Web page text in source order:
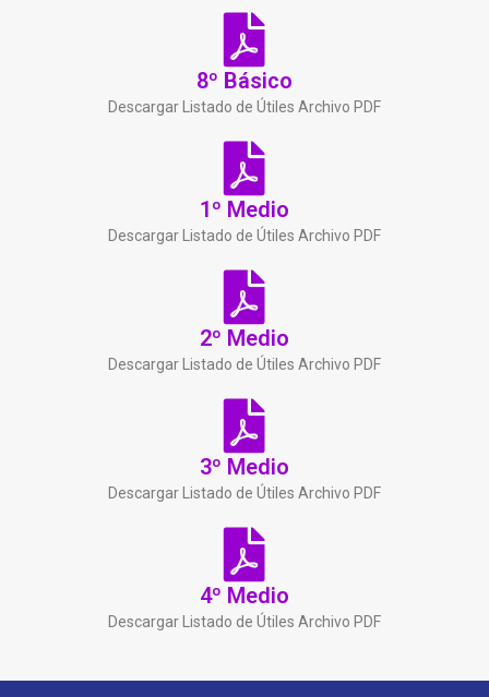
8º Básico
Descargar Listado de Útiles Archivo PDF
1º Medio
Descargar Listado de Útiles Archivo PDF
2º Medio
Descargar Listado de Útiles Archivo PDF
3º Medio
Descargar Listado de Útiles Archivo PDF
4º Medio
Descargar Listado de Útiles Archivo PDF